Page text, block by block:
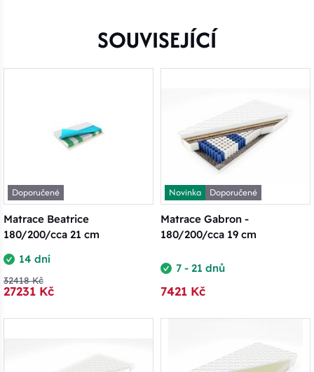
SOUVISEJÍCÍ
Doporučené
Matrace Beatrice
180/200/cca 21 cm
14 dní
32418 Kč
27231 Kč
Novinka
Doporučené
Matrace Gabron -
180/200/cca 19 cm
7 - 21 dnů
7421 Kč